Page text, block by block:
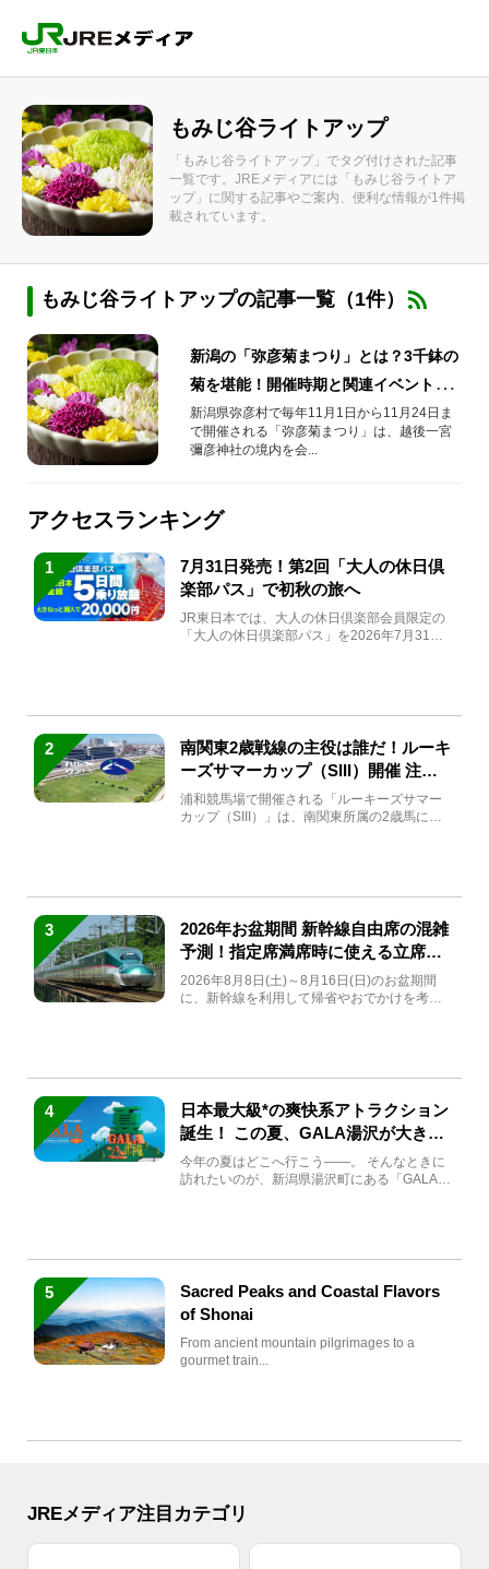
もみじ谷ライトアップ
「もみじ谷ライトアップ」でタグ付けされた記事
一覧です。JREメディアには「もみじ谷ライトア
ップ」に関する記事やご案内、便利な情報が1件掲
載されています。
もみじ谷ライトアップの記事一覧（1件）
新潟の「弥彦菊まつり」とは？3千鉢の
菊を堪能！開催時期と関連イベント、
行き方まとめ
新潟県弥彦村で毎年11月1日から11月24日ま
で開催される「弥彦菊まつり」は、越後一宮
彌彦神社の境内を会...
アクセスランキング
1
7月31日発売！第2回「大人の休日倶
楽部パス」で初秋の旅へ
JR東日本では、大人の休日倶楽部会員限定の
「大人の休日倶楽部パス」を2026年7月31日
2
南関東2歳戦線の主役は誰だ！ルーキ
ーズサマーカップ（SIII）開催 注目
馬と見どころをチェック
浦和競馬場で開催される「ルーキーズサマー
カップ（SIII）」は、南関東所属の2歳馬によ
3
2026年お盆期間 新幹線自由席の混雑
予測！指定席満席時に使える立席特
急券も解説
2026年8月8日(土)～8月16日(日)のお盆期間
に、新幹線を利用して帰省やおでかけを考え
4
日本最大級*の爽快系アトラクション
誕生！ この夏、GALA湯沢が大きく
生まれ変わる
今年の夏はどこへ行こう――。 そんなときに
訪れたいのが、新潟県湯沢町にある「GALA湯
5
Sacred Peaks and Coastal Flavors
of Shonai
From ancient mountain pilgrimages to a
gourmet train...
JREメディア注目カテゴリ